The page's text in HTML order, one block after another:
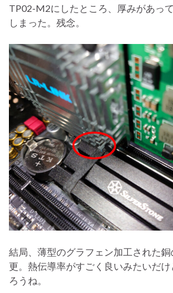
TP02-M2にしたところ、厚みがあっ
しまった。残念。
結局、薄型のグラフェン加工された
更。熱伝導率がすごく良いみたいだ
ろうね。